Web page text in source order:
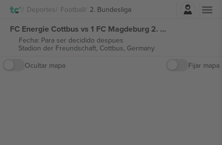
Deportes Football 2. BundesligaIniciar sesión
FC Energie Cottbus vs 1 FC Magdeburg 2. Bundesliga entradas
Fecha: Para ser decidido despues
Stadion der Freundschaft, Cottbus, Germany
Ocultar mapa
Fijar mapa